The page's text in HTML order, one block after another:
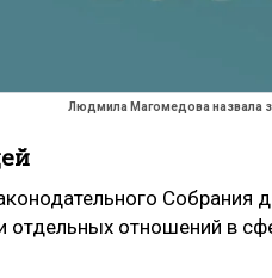
Людмила Магомедова назвала
Собрания
отдельных отношений в